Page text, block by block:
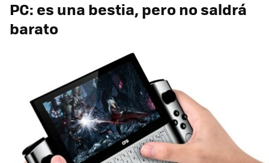
PC: es una bestia, pero no saldrá
barato